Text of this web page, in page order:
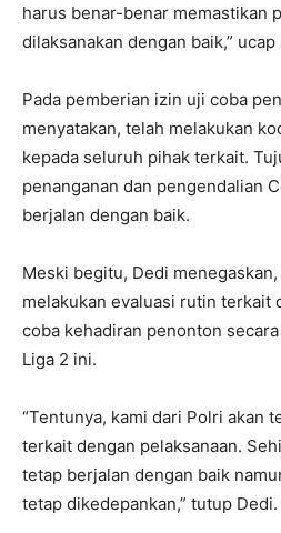
harus benar-benar memastikan
dilaksanakan dengan baik,” ucap
Pada pemberian izin uji coba
menyatakan, telah melakukan
kepada seluruh pihak terkait.
penanganan dan pengendalian
berjalan dengan baik.
Meski begitu, Dedi
melakukan evaluasi rutin terkait
coba kehadiran penonton
Liga 2 ini.
“Tentunya, kami dari Polri akan
terkait dengan pelaksanaan.
tetap berjalan dengan baik
tetap dikedepankan,” tutup